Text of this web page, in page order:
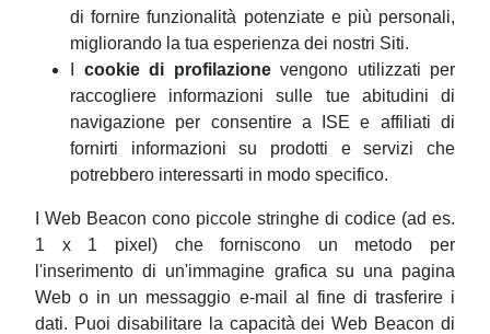
di fornire funzionalità potenziate e più personali,
migliorando la tua esperienza dei nostri Siti.
cookie di profilazionevengono utilizzati per
raccogliere informazioni sulle tue abitudini di
navigazione per consentire a ISE e affiliati di
fornirti informazioni su prodotti e servizi che
potrebbero interessarti in modo specifico.
I Web Beacon cono piccole stringhe di codice (ad es.
1 x 1 pixel) che forniscono un metodo per
l'inserimento di un'immagine grafica su una pagina
Web o in un messaggio e-mail al fine di trasferire i
dati. Puoi disabilitare la capacità dei Web Beacon di